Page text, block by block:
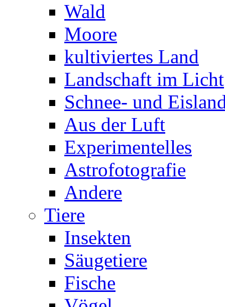
Wald
Moore
kultiviertes Land
Landschaft im Licht
Schnee- und
Aus der Luft
Experimentelles
Astrofotografie
Andere
Tiere
Insekten
Säugetiere
Fische